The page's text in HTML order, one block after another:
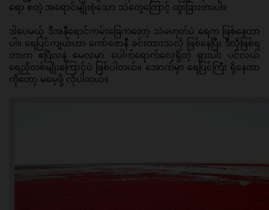
ရော စတဲ့ အရောင်မျိုးစုံသော သဲတွေကြောင့် ထူးခြားတာပါ။
ဒါပေမယ့် ဒီအနီရောင်ကမ်းခြေကတော့ သဲမဟုတ်ပဲ ရေက ဖြစ်နေတာ
ပါ။ ရေပြင်ကျယ်ဟာ ကော်ဇောနီ ခင်းထားသလို ဖြစ်နေပြီး ဒီလိုဖြစ်ရ
တာက ဧပြီလနဲ့ မေလမှာ ပေါက်ရောက်လေ့ရှိတဲ့ ရှားပါး ပင်လယ်
ရေညှိတစ်မျိုးကြောင့်ပဲ ဖြစ်ပါတယ်။ အောက်မှာ ရေပြင်ကြီး ရှိနေတာ
ကိုတော့ မမေ့ဖို့ လိုပါတယ်။